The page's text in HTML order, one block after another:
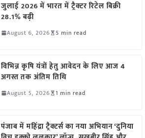
जुलाई 2026 में भारत में ट्रैक्टर रिटेल बिक्री
28.1% बढ़ी
August 6, 2026 5 min read
विभिन्न कृषि यंत्रों हेतु आवेदन के लिए आज 4
अगस्त तक अंतिम तिथि
August 5, 2026 1 min read
पंजाब में महिंद्रा ट्रैक्टर्स का नया अभियान ‘दुनिया